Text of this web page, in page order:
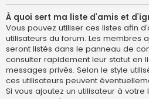
À quoi sert ma liste d’amis et
Vous pouvez utiliser ces listes afin
utilisateurs du forum. Les membres
seront listés dans le panneau de
consulter rapidement leur statut en
messages privés. Selon le style
ces utilisateurs peuvent
Si vous ajoutez un utilisateur à votre